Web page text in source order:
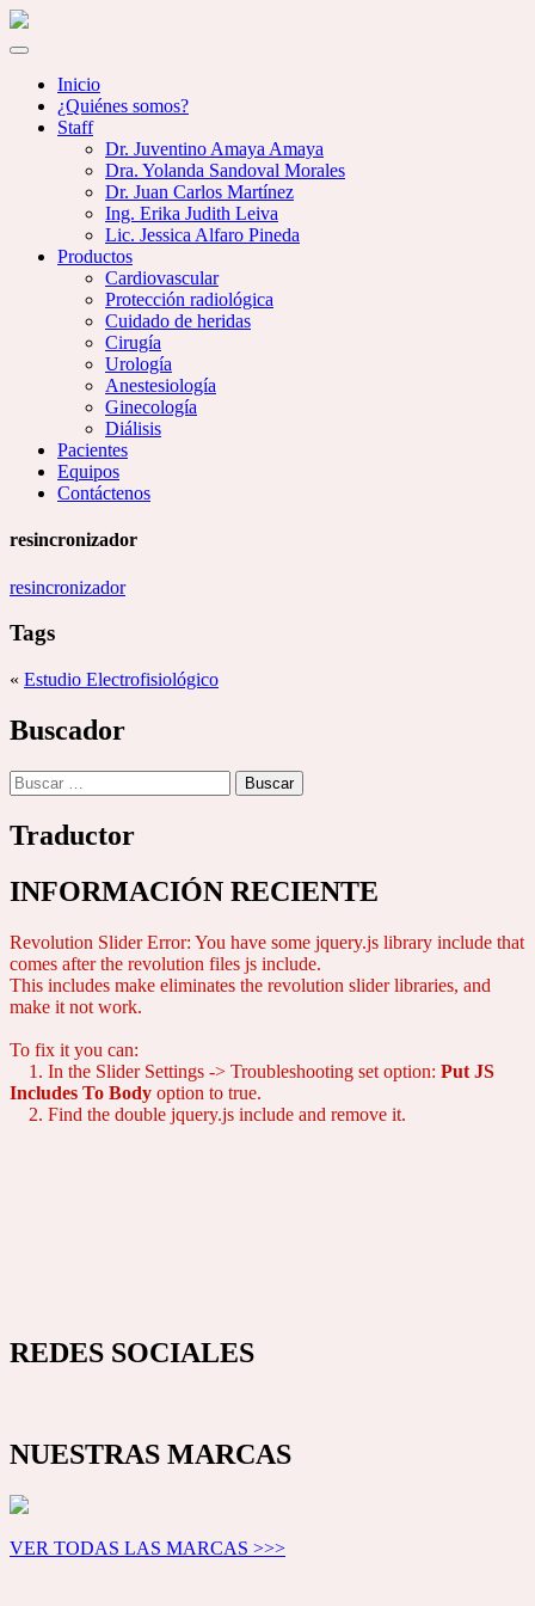
Inicio
¿Quiénes somos?
Staff
Dr. Juventino Amaya Amaya
Dra. Yolanda Sandoval Morales
Dr. Juan Carlos Martínez
Ing. Erika Judith Leiva
Lic. Jessica Alfaro Pineda
Productos
Cardiovascular
Protección radiológica
Cuidado de heridas
Cirugía
Urología
Anestesiología
Ginecología
Diálisis
Pacientes
Equipos
Contáctenos
resincronizador
resincronizador
Tags
« Estudio Electrofisiológico
Buscador
Buscar:
Traductor
INFORMACIÓN RECIENTE
Revolution Slider Error: You have some jquery.js library include that
comes after the revolution files js include.
This includes make eliminates the revolution slider libraries, and
make it not work.
To fix it you can:
1. In the Slider Settings -> Troubleshooting set option: Put JS
Includes To Body option to true.
2. Find the double jquery.js include and remove it.
REDES SOCIALES
NUESTRAS MARCAS
VER TODAS LAS MARCAS >>>